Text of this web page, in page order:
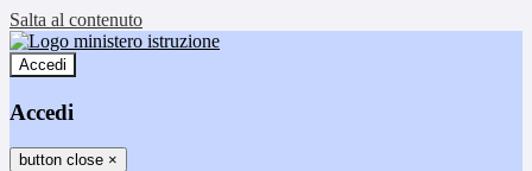
Salta al contenuto
Accedi
Accedi
button close ×